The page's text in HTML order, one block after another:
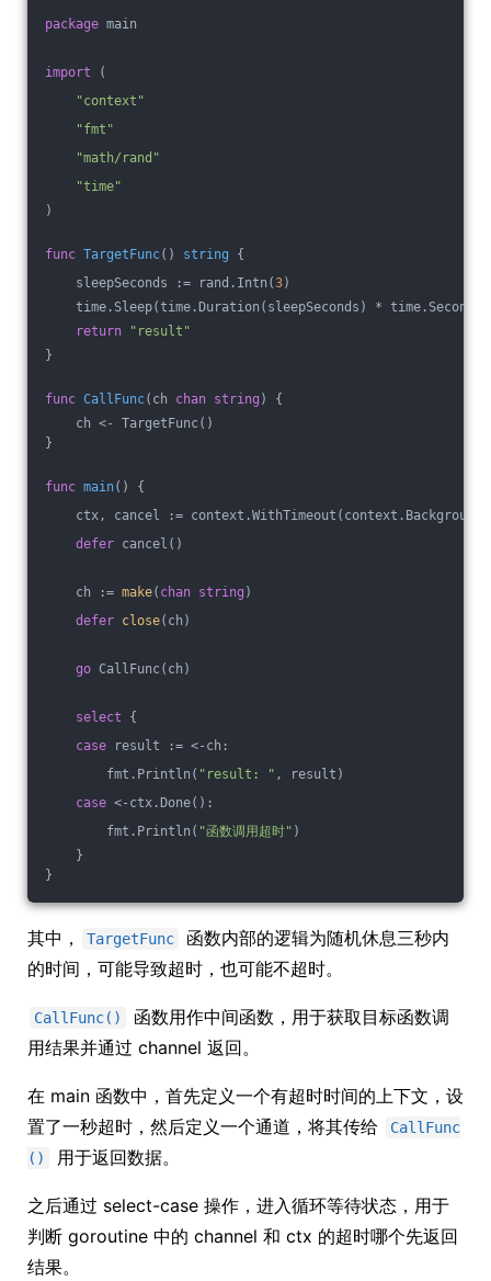
package main
import (
"context"
"fmt"
"math/rand"
"time"
)
func TargetFunc() string {
sleepSeconds := rand.Intn(3)
time.Sleep(time.Duration(sleepSeconds) * time.Second)
return
"result"
}
func CallFunc(ch chan string )
{
ch <- TargetFunc()
}
func main()
{
ctx, cancel :=
defer cancel()
ch := make( chan string )
defer close(ch)
go CallFunc(ch)
select {
case result := <-ch:
fmt.Println( "result: " , result)
case <-ctx.Done():
fmt.Println( "函数调用超时" )
}
}
其中， TargetFunc
函数内部的逻辑为随机休息三秒内
的时间，可能导致超时，也可能不超时。
CallFunc()
函数用作中间函数，用于获取目标函数调
用结果并通过 channel 返回。
在 main 函数中，首先定义一个有超时时间的上下文，设
置了一秒超时，然后定义一个通道，将其传给
CallFunc
()
用于返回数据。
之后通过 select-case 操作，进入循环等待状态，用于
判断 goroutine 中的 channel 和 ctx 的超时哪个先返回
结果。